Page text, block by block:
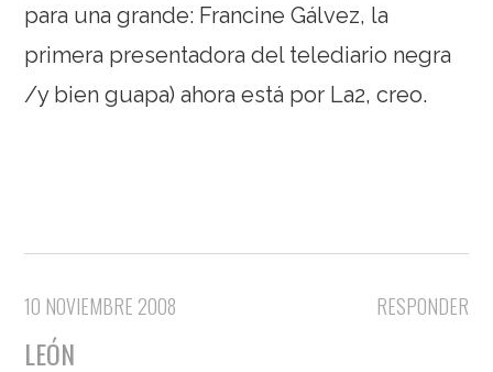
para una grande: Francine Gálvez, la
primera presentadora del telediario negra
/y bien guapa) ahora está por La2, creo.
RESPONDER
10 NOVIEMBRE 2008
LEÓN